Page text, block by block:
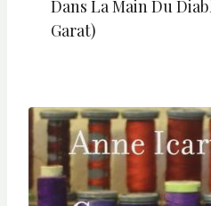
Dans La Main Du
Garat)